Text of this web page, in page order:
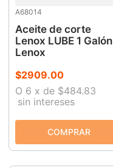
A68014
Aceite de corte
Lenox LUBE 1 Galón
Lenox
$2909.00
O 6 x de $484.83
sin intereses